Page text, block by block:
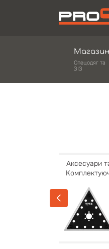
Магазин
Спецодяг та
ЗІЗ
Аксесуари
електроінстру
менту